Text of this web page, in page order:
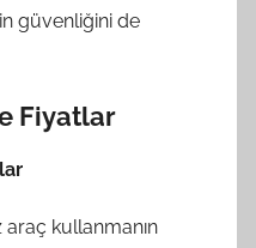
güvenliğini de
Fiyatlar
araç kullanmanın